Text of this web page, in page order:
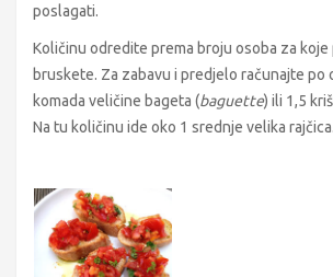
poslagati.
Količinu odredite prema broju osoba za koje
bruskete. Za zabavu i predjelo računajte po
komada veličine bageta (baguette) ili 1,5
Na tu količinu ide oko 1 srednje velika rajčica.